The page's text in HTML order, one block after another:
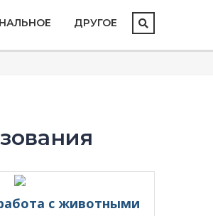
ДРУГОЕ
с животными